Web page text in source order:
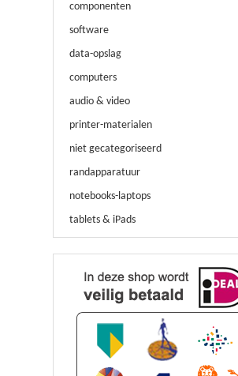
componenten
software
data-opslag
computers
audio & video
printer-materialen
niet gecategoriseerd
randapparatuur
notebooks-laptops
tablets & iPads